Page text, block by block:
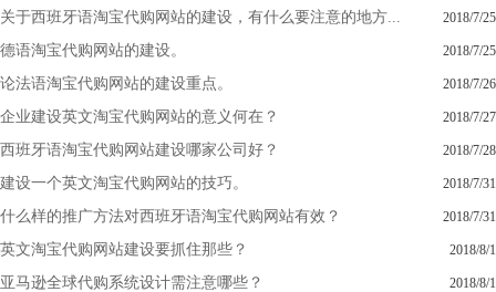
关于西班牙语淘宝代购网站的建设，有什么要注意的地方... 2018/7/25
德语淘宝代购网站的建设。 2018/7/25
论法语淘宝代购网站的建设重点。 2018/7/26
企业建设英文淘宝代购网站的意义何在？ 2018/7/27
西班牙语淘宝代购网站建设哪家公司好？ 2018/7/28
建设一个英文淘宝代购网站的技巧。 2018/7/31
什么样的推广方法对西班牙语淘宝代购网站有效？ 2018/7/31
英文淘宝代购网站建设要抓住那些？ 2018/8/1
亚马逊全球代购系统设计需注意哪些？ 2018/8/1